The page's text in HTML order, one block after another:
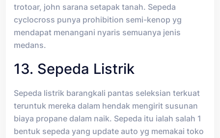
trotoar, john sarana setapak tanah. Sepeda
cyclocross punya prohibition semi-kenop yg
mendapat menangani nyaris semuanya jenis
medans.
13. Sepeda Listrik
Sepeda listrik barangkali pantas seleksian terkuat
teruntuk mereka dalam hendak mengirit susunan
biaya propane dalam naik. Sepeda itu ialah salah 1
bentuk sepeda yang update auto yg memakai toko